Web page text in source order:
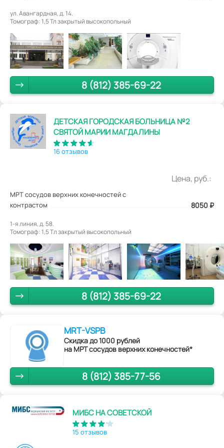
ул. Авангардная, д. 14.
Томограф: 1,5 Тл закрытый высокопольный
8 (812) 385-69-22
ДЕТСКАЯ ГОРОДСКАЯ БОЛЬНИЦА №2
СВЯТОЙ МАРИИ МАГДАЛИНЫ
16 отзывов
Цена, руб.:
МРТ сосудов верхних конечностей с
контрастом
8050 ₽
1-я линия, д. 58.
Томограф: 1,5 Tл закрытый высокопольный
8 (812) 385-69-22
MRT-VSPB
Скидка до 1000 рублей
на МРТ сосудов верхних конечностей*
8 (812) 385-77-56
МИБС НА СОВЕТСКОЙ
15 отзывов